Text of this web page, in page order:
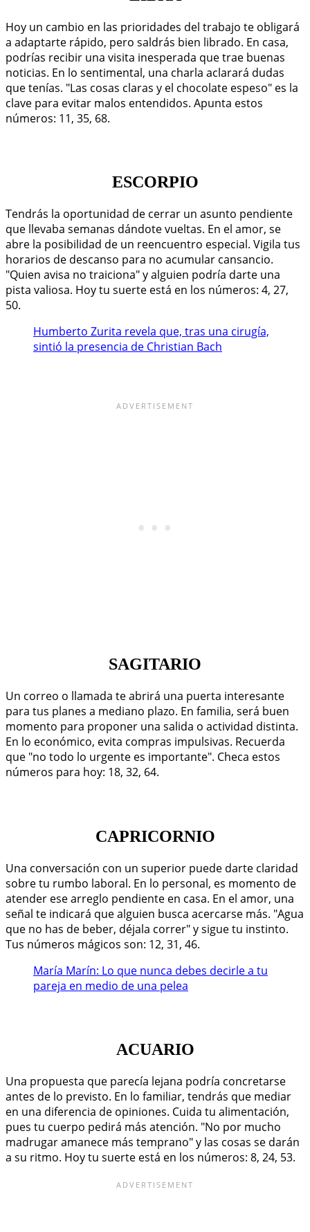
Hoy un cambio en las prioridades del trabajo te obligará
a adaptarte rápido, pero saldrás bien librado. En casa,
podrías recibir una visita inesperada que trae buenas
noticias. En lo sentimental, una charla aclarará dudas
que tenías. "Las cosas claras y el chocolate espeso" es la
clave para evitar malos entendidos. Apunta estos
números: 11, 35, 68.
ESCORPIO
Tendrás la oportunidad de cerrar un asunto pendiente
que llevaba semanas dándote vueltas. En el amor, se
abre la posibilidad de un reencuentro especial. Vigila tus
horarios de descanso para no acumular cansancio.
"Quien avisa no traiciona" y alguien podría darte una
pista valiosa. Hoy tu suerte está en los números: 4, 27,
50.
Humberto Zurita revela que, tras una cirugía,
sintió la presencia de Christian Bach
SAGITARIO
Un correo o llamada te abrirá una puerta interesante
para tus planes a mediano plazo. En familia, será buen
momento para proponer una salida o actividad distinta.
En lo económico, evita compras impulsivas. Recuerda
que "no todo lo urgente es importante". Checa estos
números para hoy: 18, 32, 64.
CAPRICORNIO
Una conversación con un superior puede darte claridad
sobre tu rumbo laboral. En lo personal, es momento de
atender ese arreglo pendiente en casa. En el amor, una
señal te indicará que alguien busca acercarse más. "Agua
que no has de beber, déjala correr" y sigue tu instinto.
Tus números mágicos son: 12, 31, 46.
María Marín: Lo que nunca debes decirle a tu
pareja en medio de una pelea
ACUARIO
Una propuesta que parecía lejana podría concretarse
antes de lo previsto. En lo familiar, tendrás que mediar
en una diferencia de opiniones. Cuida tu alimentación,
pues tu cuerpo pedirá más atención. "No por mucho
madrugar amanece más temprano" y las cosas se darán
a su ritmo. Hoy tu suerte está en los números: 8, 24, 53.